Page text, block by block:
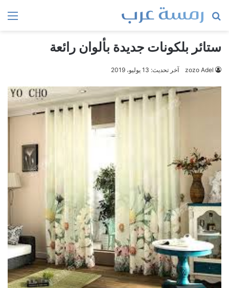
بحث
ستائر بلكونات جديدة بألوان رائعة
zozo Adel آخر تحديث: 13 يوليو، 2019